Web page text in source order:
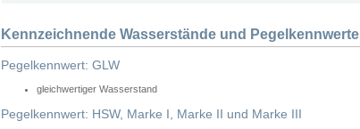
Kennzeichnende Wasserstände und Pegelkennwerte
Pegelkennwert: GLW
gleichwertiger Wasserstand
Pegelkennwert: HSW, Marke I, Marke II und Marke III